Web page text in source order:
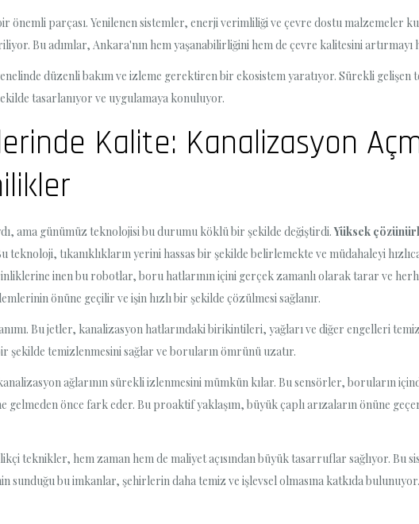
önemli parçası. Yenilenen sistemler, enerji verimliliği ve çevre dostu malzemeler
Bu adımlar, Ankara'nın hem yaşanabilirliğini hem de çevre kalitesini artırmayı
düzenli bakım ve izleme gerektiren bir ekosistem yaratıyor. Sürekli
tasarlanıyor ve uygulamaya konuluyor.
Kalite: Kanalizasyon
ama günümüz teknolojisi bu durumu köklü bir şekilde değiştirdi.Yüksek
tıkanıklıkların yerini hassas bir şekilde belirlemekte ve müdahaleyi
inen bu robotlar, boru hatlarının içini gerçek zamanlı olarak tarar ve
önüne geçilir ve işin hızlı bir şekilde çözülmesi sağlanır.
Bu jetler, kanalizasyon hatlarındaki birikintileri, yağları ve diğer engelleri
şekilde temizlenmesini sağlar ve boruların ömrünü uzatır.
ağlarının sürekli izlenmesini mümkün kılar. Bu sensörler, boruların
önce fark eder. Bu proaktif yaklaşım, büyük çaplı arızaların önüne
teknikler, hem zaman hem de maliyet açısından büyük tasarruflar sağlıyor. Bu
bu imkanlar, şehirlerin daha temiz ve işlevsel olmasına katkıda bulunuyor.